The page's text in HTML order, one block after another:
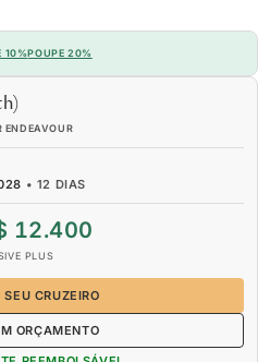
10%POUPE 20%
ENDEAVOUR
• 12 DIAS
12.400
PLUS
SEU CRUZEIRO
ORÇAMENTO